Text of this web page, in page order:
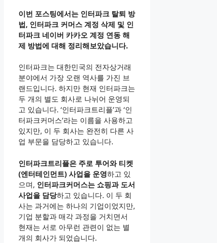
이번 포스팅에서는 인터파크 탈퇴 방
법, 인터파크 커머스 계정 삭제 및 인
터파크 네이버 카카오 계정 연동 해
제 방법에 대해 정리해보았습니다.
인터파크는 대한민국의 전자상거래
분야에서 가장 오랜 역사를 가진 브
랜드입니다. 하지만 현재 인터파크는
두 개의 별도 회사로 나뉘어 운영되
고 있습니다. ‘인터파크트리플’과 ‘인
터파크커머스’라는 이름을 사용하고
있지만, 이 두 회사는 완전히 다른 사
업 부문을 담당하고 있습니다.
인터파크트리플은 주로 투어와 티켓
(엔터테인먼트) 사업을 운영하고 있
으며, 인터파크커머스는 쇼핑과 도서
사업을 담당하고 있습니다. 이 두 회
사는 과거에는 하나의 기업이었지만,
기업 분할과 매각 과정을 거치면서
현재는 서로 아무런 관련이 없는 별
개의 회사가 되었습니다.